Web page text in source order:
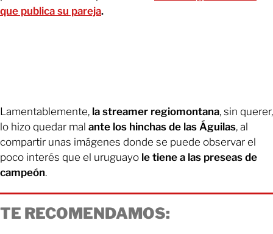
que publica su pareja.
Lamentablemente, la streamer regiomontana, sin querer,
lo hizo quedar mal ante los hinchas de las Águilas, al
compartir unas imágenes donde se puede observar el
poco interés que el uruguayo le tiene a las preseas de
campeón.
TE RECOMENDAMOS: